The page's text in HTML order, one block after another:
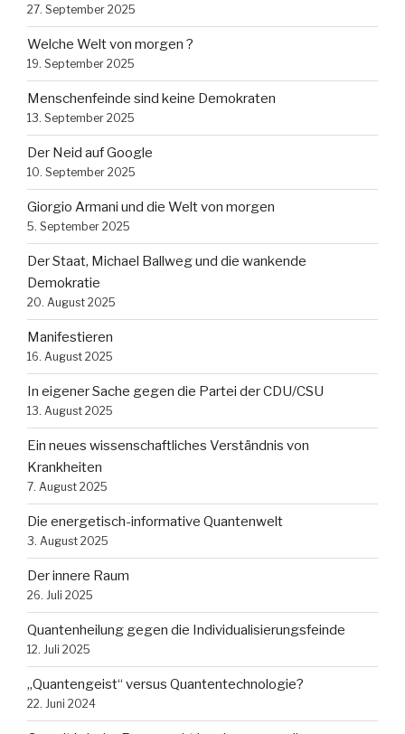
27. September 2025
Welche Welt von morgen ?
19. September 2025
Menschenfeinde sind keine Demokraten
13. September 2025
Der Neid auf Google
10. September 2025
Giorgio Armani und die Welt von morgen
5. September 2025
Der Staat, Michael Ballweg und die wankende
Demokratie
20. August 2025
Manifestieren
16. August 2025
In eigener Sache gegen die Partei der CDU/CSU
13. August 2025
Ein neues wissenschaftliches Verständnis von
Krankheiten
7. August 2025
Die energetisch-informative Quantenwelt
3. August 2025
Der innere Raum
26. Juli 2025
Quantenheilung gegen die Individualisierungsfeinde
12. Juli 2025
„Quantengeist“ versus Quantentechnologie?
22. Juni 2024